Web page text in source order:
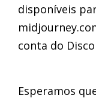
disponíveis
conta do
Esperamos